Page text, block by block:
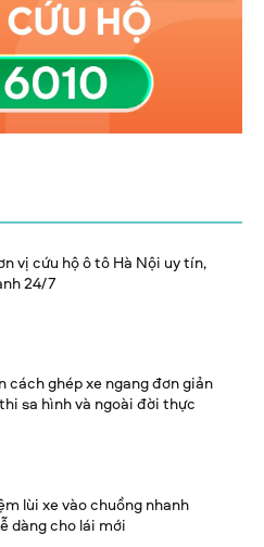
vị cứu hộ ô tô Hà Nội uy tín,
24/7
cách ghép xe ngang đơn giản
sa hình và ngoài đời thực
lùi xe vào chuồng nhanh
dàng cho lái mới